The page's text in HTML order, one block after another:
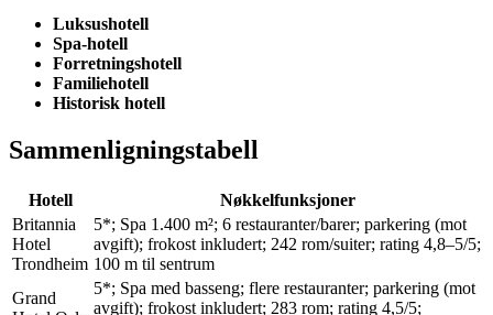
Luksushotell
Spa-hotell
Forretningshotell
Familiehotell
Historisk hotell
Sammenligningstabell
Hotell
Nøkkelfunksjoner
Britannia
Hotel
Trondheim
5*; Spa 1.400 m²; 6 restauranter/barer; parkering (mot
avgift); frokost inkludert; 242 rom/suiter; rating 4,8–5/5;
100 m til sentrum
Grand
5*; Spa med basseng; flere restauranter; parkering (mot
avgift); frokost inkludert; 283 rom; rating 4,5/5;